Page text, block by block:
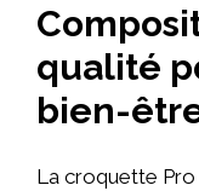
qualité
bien-
La croquette Pro